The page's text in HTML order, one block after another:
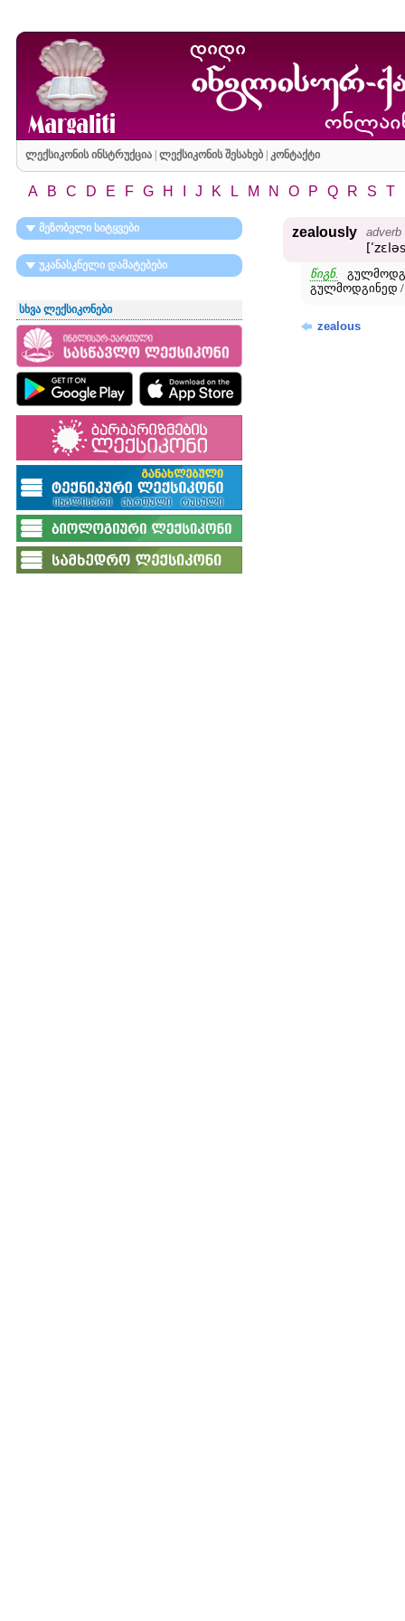
ლექსიკონის ინსტრუქცია| ლექსიკონის შესახებ| კონტაქტი
A B C D E F G H J K L M N O P Q R S T
მეზობელი სიტყვები
უკანასკნელი დამატებები
სხვა ლექსიკონები
zealously adverb
წიგნ.
გულმოდგინედ /
zealous